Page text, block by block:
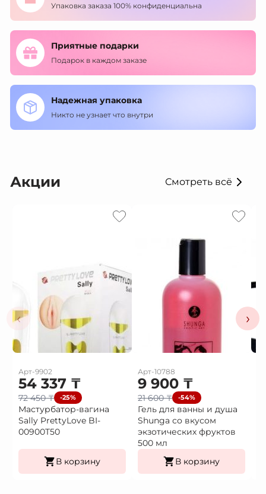
Упаковка заказа 100% конфиденциальна
Приятные подарки
Подарок в каждом заказе
Надежная упаковка
Никто не узнает что внутри
Акции Смотреть всё
‹
Арт-9902
54 337 ₸
72 450₸ -25%
Мастурбатор-вагина
Sally PrettyLove BI-
00900T50
В корзину
Арт-10788
9 900 ₸
21 600₸ -54%
Гель для ванны и душа
Shunga со вкусом
экзотических фруктов
500 мл
В корзину
›